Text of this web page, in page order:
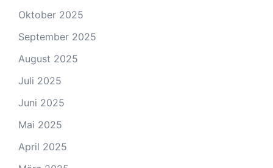
Oktober 2025
September 2025
August 2025
Juli 2025
Juni 2025
Mai 2025
April 2025